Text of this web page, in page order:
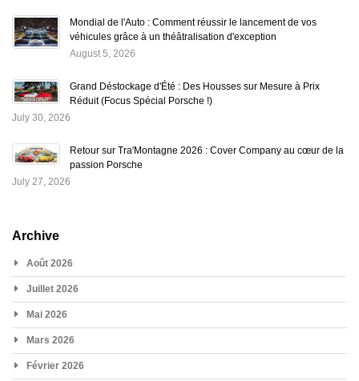
Mondial de l'Auto : Comment réussir le lancement de vos
véhicules grâce à un théâtralisation d'exception
August 5, 2026
Grand Déstockage d'Été : Des Housses sur Mesure à Prix
Réduit (Focus Spécial Porsche !)
July 30, 2026
Retour sur Tra'Montagne 2026 : Cover Company au cœur de la
passion Porsche
July 27, 2026
Archive
Août 2026
Juillet 2026
Mai 2026
Mars 2026
Février 2026